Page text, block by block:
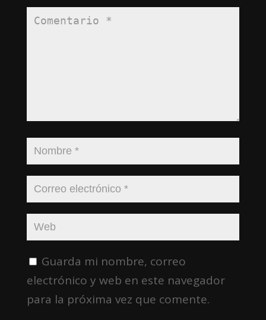
Guarda mi nombre, correo
electrónico y web en este navegador
para la próxima vez que comente.